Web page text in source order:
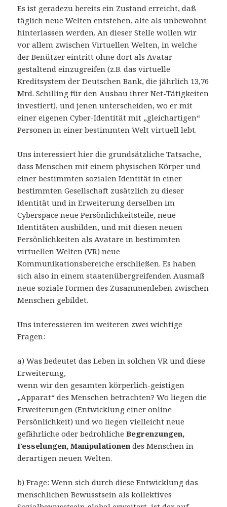
Es ist geradezu bereits ein Zustand erreicht, daß
täglich neue Welten entstehen, alte als unbewohnt
hinterlassen werden. An dieser Stelle wollen wir
vor allem zwischen Virtuellen Welten, in welche
der Benützer eintritt ohne dort als Avatar
gestaltend einzugreifen (z.B. das virtuelle
Kreditsystem der Deutschen Bank, die jährlich 13,76
Mrd. Schilling für den Ausbau ihrer Net-Tätigkeiten
investiert), und jenen unterscheiden, wo er mit
einer eigenen Cyber-Identität mit „gleichartigen“
Personen in einer bestimmten Welt virtuell lebt.
Uns interessiert hier die grundsätzliche Tatsache,
dass Menschen mit einem physischen Körper und
einer bestimmten sozialen Identität in einer
bestimmten Gesellschaft zusätzlich zu dieser
Identität und in Erweiterung derselben im
Cyberspace neue Persönlichkeitsteile, neue
Identitäten ausbilden, und mit diesen neuen
Persönlichkeiten als Avatare in bestimmten
virtuellen Welten (VR) neue
Kommunikationsbereiche erschließen. Es haben
sich also in einem staatenübergreifenden Ausmaß
neue soziale Formen des Zusammenleben zwischen
Menschen gebildet.
Uns interessieren im weiteren zwei wichtige
Fragen:
a) Was bedeutet das Leben in solchen VR und diese
Erweiterung,
wenn wir den gesamten körperlich-geistigen
„Apparat“ des Menschen betrachten? Wo liegen die
Erweiterungen (Entwicklung einer online
Persönlichkeit) und wo liegen vielleicht neue
gefährliche oder bedrohlicheBegrenzungen,
Fesselungen, Manipulationendes Menschen in
derartigen neuen Welten.
b) Frage: Wenn sich durch diese Entwicklung das
menschlichen Bewusstsein als kollektives